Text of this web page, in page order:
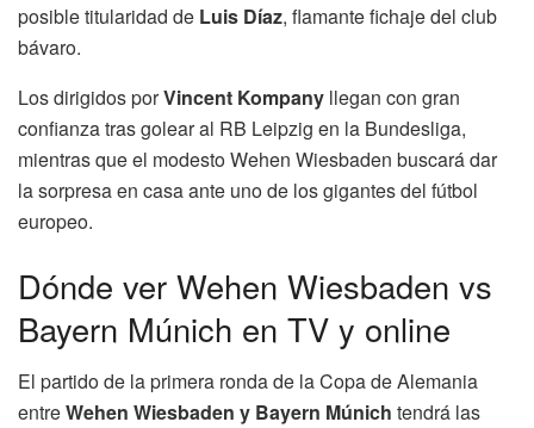
posible titularidad de Luis Díaz, flamante fichaje del club
bávaro.
Los dirigidos porVincent Kompany llegan con gran
confianza tras golear al RB Leipzig en la Bundesliga,
mientras que el modesto Wehen Wiesbaden buscará dar
la sorpresa en casa ante uno de los gigantes del fútbol
europeo.
Dónde ver Wehen Wiesbaden vs
Bayern Múnich en TV y online
El partido de la primera ronda de la Copa de Alemania
entreWehen Wiesbaden y Bayern Múnich tendrá las